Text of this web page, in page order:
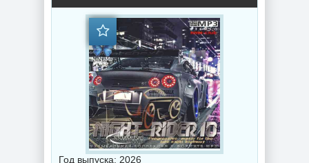
Год выпуска: 2026